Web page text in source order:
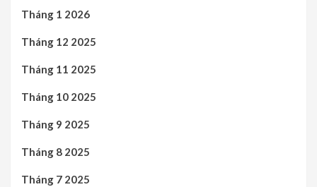
Tháng 1 2026
Tháng 12 2025
Tháng 11 2025
Tháng 10 2025
Tháng 9 2025
Tháng 8 2025
Tháng 7 2025